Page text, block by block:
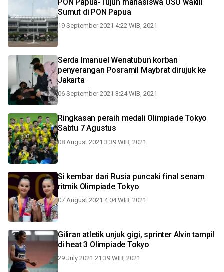
Sumut di PON Papua
19 September 2021 4:22 WIB, 2021
Serda Imanuel Wenatubun korban
penyerangan Posramil Maybrat dirujuk ke
Jakarta
06 September 2021 3:24 WIB, 2021
Ringkasan peraih medali Olimpiade Tokyo
Sabtu 7 Agustus
08 August 2021 3:39 WIB, 2021
Si kembar dari Rusia puncaki final senam
ritmik Olimpiade Tokyo
07 August 2021 4:04 WIB, 2021
Giliran atletik unjuk gigi, sprinter Alvin tampil
di heat 3 Olimpiade Tokyo
29 July 2021 21:39 WIB, 2021